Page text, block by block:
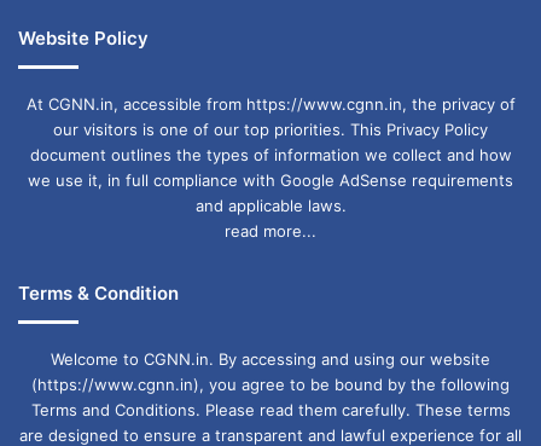
Website Policy
At CGNN.in, accessible from https://www.cgnn.in, the privacy of
our visitors is one of our top priorities. This Privacy Policy
document outlines the types of information we collect and how
we use it, in full compliance with Google AdSense requirements
and applicable laws.
read more...
Terms & Condition
Welcome to CGNN.in. By accessing and using our website
(https://www.cgnn.in), you agree to be bound by the following
Terms and Conditions. Please read them carefully. These terms
are designed to ensure a transparent and lawful experience for all